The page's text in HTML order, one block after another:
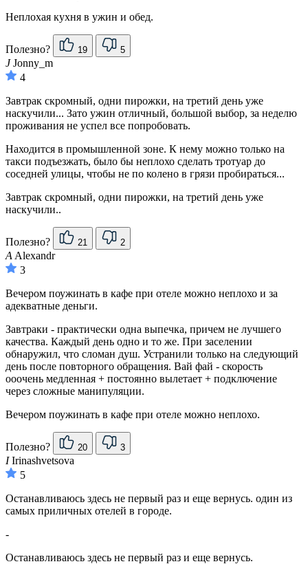
Неплохая кухня в ужин и обед.
Полезно? 19 5
JJonny_m
4
Завтрак скромный, одни пирожки, на третий день уже
наскучили... Зато ужин отличный, большой выбор, за неделю
проживания не успел все попробовать.
Находится в промышленной зоне. К нему можно только на
такси подъезжать, было бы неплохо сделать тротуар до
соседней улицы, чтобы не по колено в грязи пробираться...
Завтрак скромный, одни пирожки, на третий день уже
наскучили..
Полезно? 21 2
A Alexandr
3
Вечером поужинать в кафе при отеле можно неплохо и за
адекватные деньги.
Завтраки - практически одна выпечка, причем не лучшего
качества. Каждый день одно и то же. При заселении
обнаружил, что сломан душ. Устранили только на следующий
день после повторного обращения. Вай фай - скорость
ооочень медленная + постоянно вылетает + подключение
через сложные манипуляции.
Вечером поужинать в кафе при отеле можно неплохо.
Полезно? 20 3
IIrinashvetsova
5
Останавливаюсь здесь не первый раз и еще вернусь. один из
самых приличных отелей в городе.
-
Останавливаюсь здесь не первый раз и еще вернусь.